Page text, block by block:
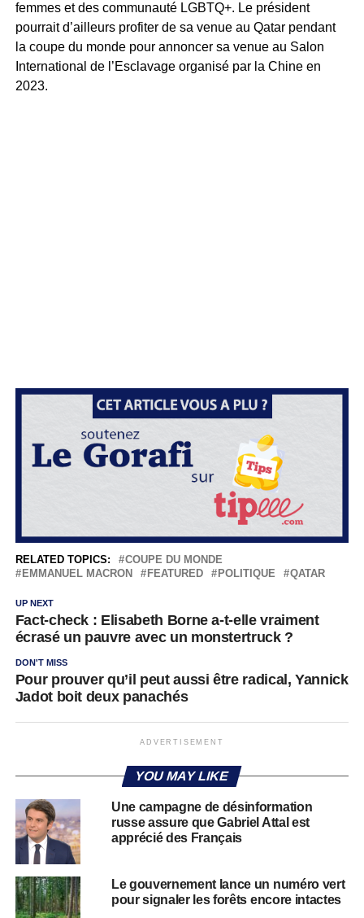
femmes et des communauté LGBTQ+. Le président
pourrait d’ailleurs profiter de sa venue au Qatar pendant
la coupe du monde pour annoncer sa venue au Salon
International de l’Esclavage organisé par la Chine en
2023.
RELATED TOPICS:
COUPE DU MONDE
EMMANUEL MACRON
FEATURED POLITIQUE QATAR
UP NEXT
Fact-check : Elisabeth Borne a-t-elle vraiment
écrasé un pauvre avec un monstertruck ?
DON'T MISS
Pour prouver qu’il peut aussi être radical, Yannick
Jadot boit deux panachés
ADVERTISEMENT
YOU MAY LIKE
Une campagne de désinformation
russe assure que Gabriel Attal est
apprécié des Français
Le gouvernement lance un numéro vert
pour signaler les forêts encore intactes